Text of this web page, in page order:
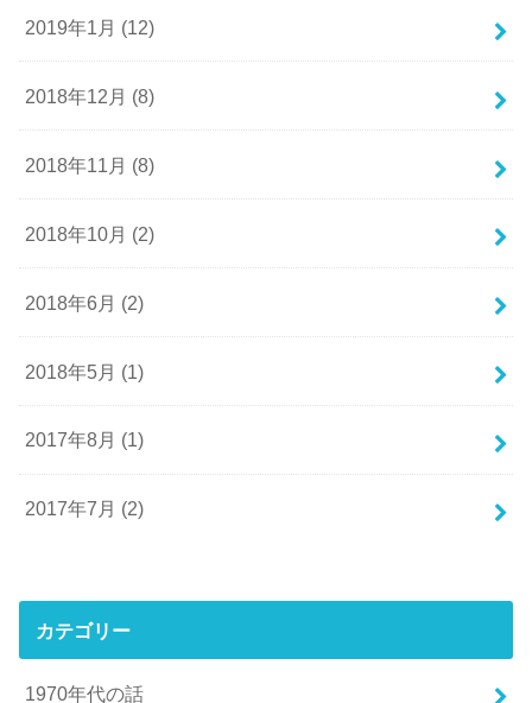
2019年1月 (12)
2018年12月 (8)
2018年11月 (8)
2018年10月 (2)
2018年6月 (2)
2018年5月 (1)
2017年8月 (1)
2017年7月 (2)
カテゴリー
1970年代の話